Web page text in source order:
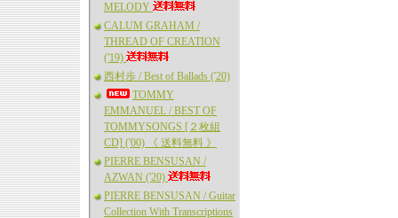
MELODY
CALUM GRAHAM /
THREAD OF CREATION
('19)
西村歩 / Best of Ballads ('20)
TOMMY
EMMANUEL / BEST OF
TOMMYSONGS [２枚組
CD] ('00) 《 送料無料 》
PIERRE BENSUSAN /
AZWAN ('20)
PIERRE BENSUSAN / Guitar
Collection With Transcriptions